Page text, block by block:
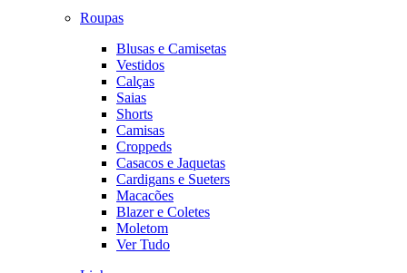
Roupas
Blusas e Camisetas
Vestidos
Calças
Saias
Shorts
Camisas
Croppeds
Casacos e Jaquetas
Cardigans e Sueters
Macacões
Blazer e Coletes
Moletom
Ver Tudo